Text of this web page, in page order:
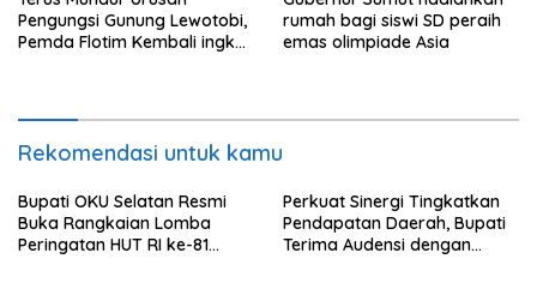
Pengungsi Gunung Lewotobi,
Pemda Flotim Kembali ingkar
rumah bagi siswi SD peraih
emas olimpiade Asia
Rekomendasi untuk kamu
Bupati OKU Selatan Resmi
Buka Rangkaian Lomba
Peringatan HUT RI ke-81
Perkuat Sinergi Tingkatkan
Pendapatan Daerah, Bupati
Terima Audensi dengan